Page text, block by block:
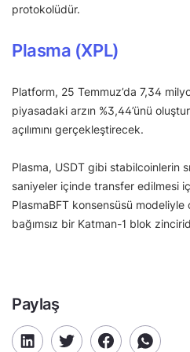
protokolüdür.
Plasma (XPL)
Platform, 25 Temmuz’da 7,34
piyasadaki arzın %3,44’ünü
açılımını gerçekleştirecek.
Plasma, USDT gibi stabilcoinlerin
saniyeler içinde transfer edilmesi
PlasmaBFT konsensüsü modeliyle
bağımsız bir Katman-1 blok
Paylaş